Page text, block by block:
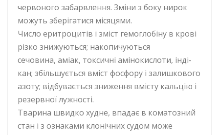
червоного забарвлення. Зміни з боку нирок
можуть зберігатися місяцями.
Число еритроцитів і зміст гемоглобіну в крові
різко знижуються; накопичуються
сечовина, аміак, токсичні амінокислоти, інді-
кан; збільшується вміст фосфору і залишкового
азоту; відбувається зниження вмісту кальцію і
резервної лужності.
Тварина швидко худне, впадає в коматозний
стан і з ознаками клонічних судом може